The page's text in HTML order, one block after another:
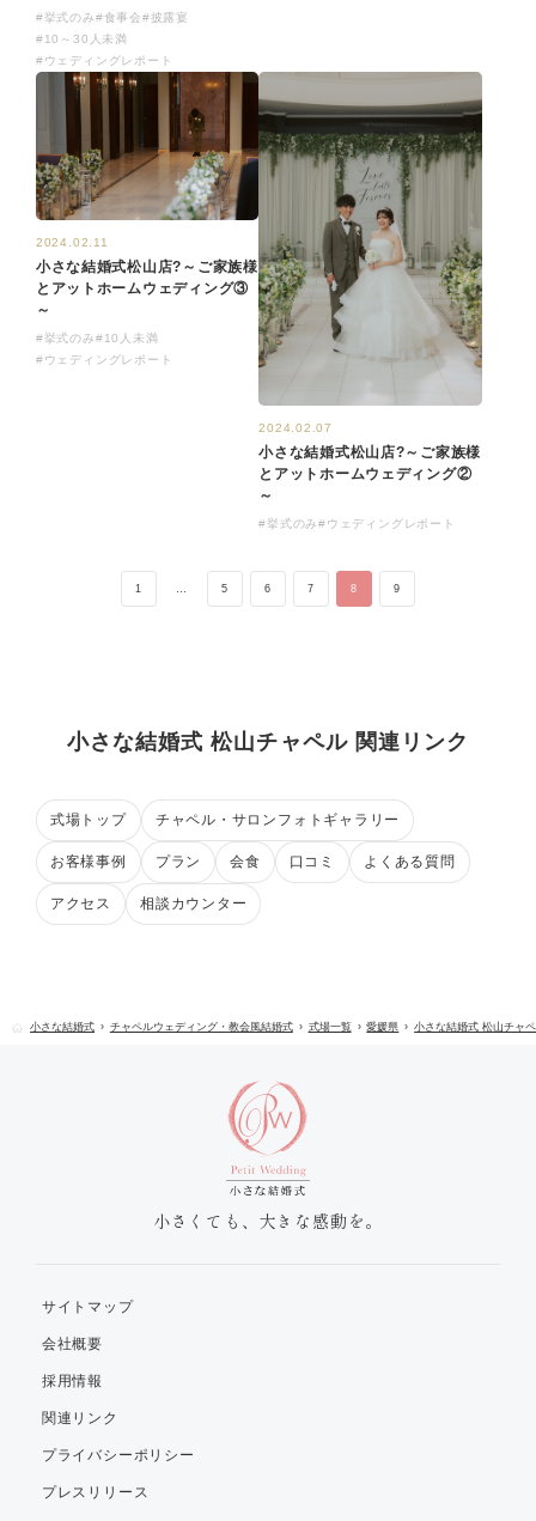
#挙式のみ#食事会#披露宴
#10～30人未満
#ウェディングレポート
2024.02.11
小さな結婚式松山店?～ご家族様
とアットホームウェディング③
～
#挙式のみ#10人未満
#ウェディングレポート
2024.02.07
小さな結婚式松山店?～ご家族様
とアットホームウェディング②
～
#挙式のみ#ウェディングレポート
1 5 6 7 8 9
小さな結婚式 松山チャペル 関連リンク
式場トップ チャペル・サロンフォトギャラリー
お客様事例 プラン 会食 口コミ よくある質問
アクセス 相談カウンター
小さな結婚式 チャペルウェディング・教会風結婚式 式場一覧 愛媛県 小さな結婚式 松山チャ
小さくても、大きな感動を。
サイトマップ
会社概要
採用情報
関連リンク
プライバシーポリシー
プレスリリース